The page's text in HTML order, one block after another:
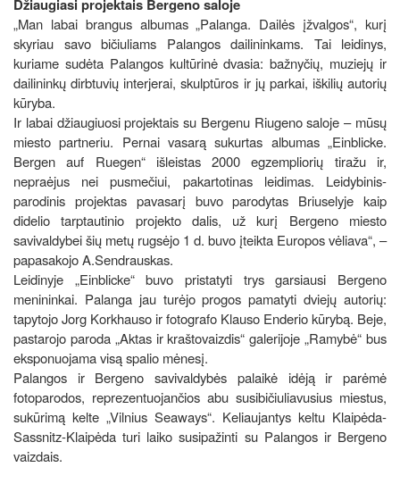
Džiaugiasi projektais Bergeno saloje
„Man labai brangus albumas „Palanga. Dailės įžvalgos“, kurį
skyriau savo bičiuliams Palangos dailininkams. Tai leidinys,
kuriame sudėta Palangos kultūrinė dvasia: bažnyčių, muziejų ir
dailininkų dirbtuvių interjerai, skulptūros ir jų parkai, iškilių autorių
kūryba.
Ir labai džiaugiuosi projektais su Bergenu Riugeno saloje – mūsų
miesto partneriu. Pernai vasarą sukurtas albumas „Einblicke.
Bergen auf Ruegen“ išleistas 2000 egzempliorių tiražu ir,
nepraėjus nei pusmečiui, pakartotinas leidimas. Leidybinis-
parodinis projektas pavasarį buvo parodytas Briuselyje kaip
didelio tarptautinio projekto dalis, už kurį Bergeno miesto
savivaldybei šių metų rugsėjo 1 d. buvo įteikta Europos vėliava“, –
papasakojo A.Sendrauskas.
Leidinyje „Einblicke“ buvo pristatyti trys garsiausi Bergeno
menininkai. Palanga jau turėjo progos pamatyti dviejų autorių:
tapytojo Jorg Korkhauso ir fotografo Klauso Enderio kūrybą. Beje,
pastarojo paroda „Aktas ir kraštovaizdis“ galerijoje „Ramybė“ bus
eksponuojama visą spalio mėnesį.
Palangos ir Bergeno savivaldybės palaikė idėją ir parėmė
fotoparodos, reprezentuojančios abu susibičiuliavusius miestus,
sukūrimą kelte „Vilnius Seaways“. Keliaujantys keltu Klaipėda-
Sassnitz-Klaipėda turi laiko susipažinti su Palangos ir Bergeno
vaizdais.